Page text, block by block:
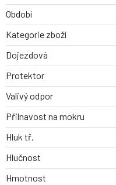
Období
Kategorie zboží
Dojezdová
Protektor
Valivý odpor
Přilnavost na mokru
Hluk tř.
Hlučnost
Hmotnost